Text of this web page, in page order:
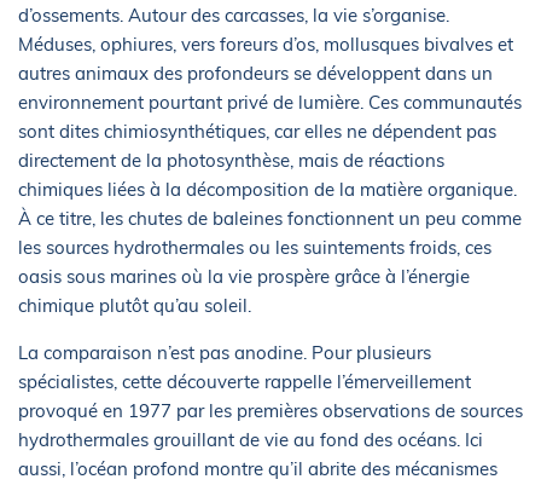
d’ossements. Autour des carcasses, la vie s’organise.
Méduses, ophiures, vers foreurs d’os, mollusques bivalves et
autres animaux des profondeurs se développent dans un
environnement pourtant privé de lumière. Ces communautés
sont dites chimiosynthétiques, car elles ne dépendent pas
directement de la photosynthèse, mais de réactions
chimiques liées à la décomposition de la matière organique.
À ce titre, les chutes de baleines fonctionnent un peu comme
les sources hydrothermales ou les suintements froids, ces
oasis sous marines où la vie prospère grâce à l’énergie
chimique plutôt qu’au soleil.
La comparaison n’est pas anodine. Pour plusieurs
spécialistes, cette découverte rappelle l’émerveillement
provoqué en 1977 par les premières observations de sources
hydrothermales grouillant de vie au fond des océans. Ici
aussi, l’océan profond montre qu’il abrite des mécanismes